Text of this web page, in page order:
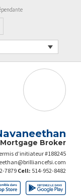
Mortgage Broker
d’initiateur #188245
7879 Cell: 514-952-8482